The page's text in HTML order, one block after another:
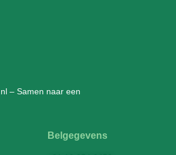
– Samen naar een
Belgegevens